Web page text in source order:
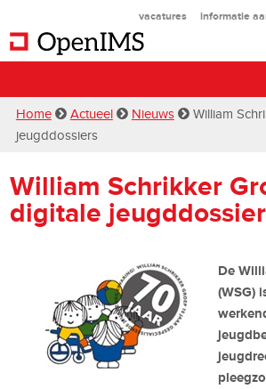
vacatures informatie
Home Actueel Nieuws
William
jeugddossiers
William Schrikker
digitale
De
(WSG)